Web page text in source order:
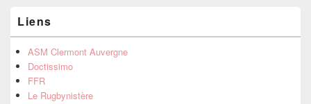
Liens
ASM Clermont Auvergne
Doctissimo
FFR
Le Rugbynistère